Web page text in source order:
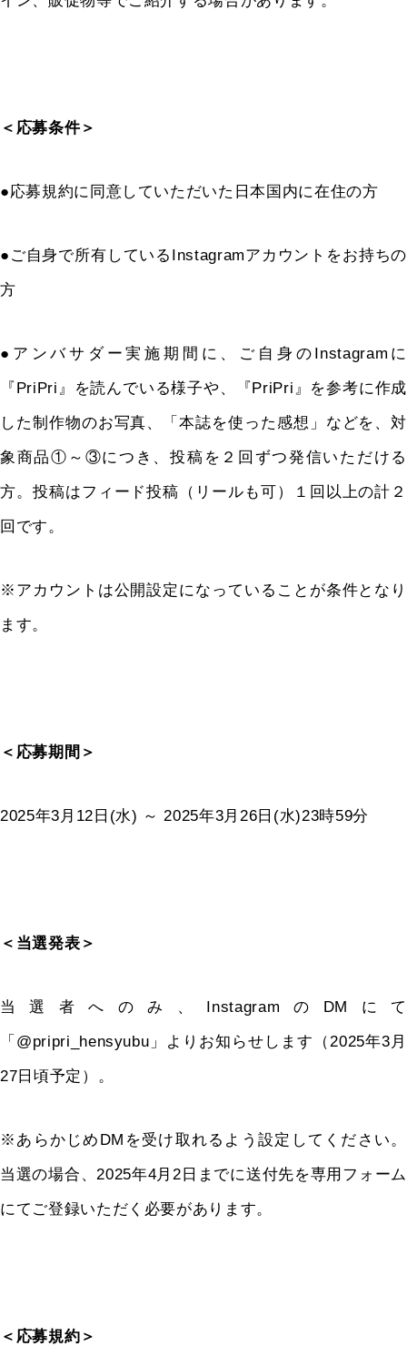
＜応募条件＞
●応募規約に同意していただいた日本国内に在住の方
●ご自身で所有しているInstagramアカウントをお持ちの
方
●アンバサダー実施期間に、ご自身の Instagram に
『PriPri 』を読んでいる様子や、『PriPri 』を参考に作成
した制作物のお写真、「本誌を使った感想」などを、対
象商品①～③につき、投稿を２回ずつ発信いただける
方。投稿はフィード投稿（リールも可）１回以上の計２
回です。
※アカウントは公開設定になっていることが条件となり
ます。
＜応募期間＞
2025年3 月 12 日 (水) ～ 2025年3月26 日 (水)23時59分
＜当選発表＞
当選者へのみ、 Instagram の DM
にて
「 @pripri_hensyubu 」よりお知らせします（2025年3 月
27 日頃予定）。
※あらかじめ DM を受け取れるよう設定してください。
当選の場合、2025年4月2 日までに送付先を専用フォーム
にてご登録いただく必要があります。
＜応募規約＞